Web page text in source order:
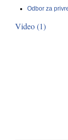
Odbor za
Video (1)